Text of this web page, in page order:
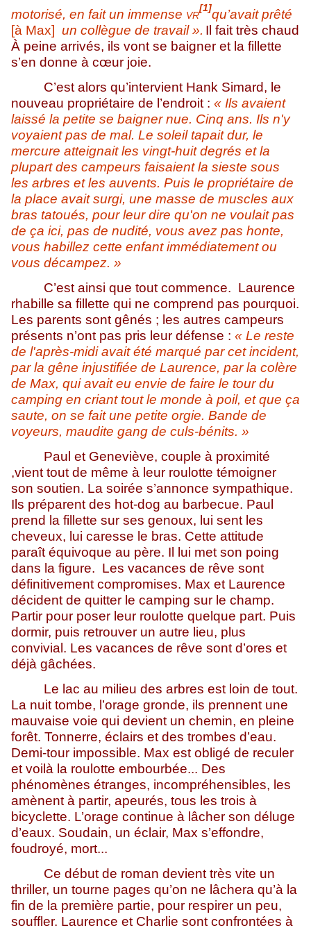
motorisé, en fait un immense VR
[1]qu’avait prêté
[à Max] un collègue de travail ». Il fait très chaud
À peine arrivés, ils vont se baigner et la fillette
s’en donne à cœur joie.
C’est alors qu’intervient Hank Simard, le
nouveau propriétaire de l’endroit : « Ils avaient
laissé la petite se baigner nue. Cinq ans. Ils n'y
voyaient pas de mal. Le soleil tapait dur, le
mercure atteignait les vingt-huit degrés et la
plupart des campeurs faisaient la sieste sous
les arbres et les auvents. Puis le propriétaire de
la place avait surgi, une masse de muscles aux
bras tatoués, pour leur dire qu'on ne voulait pas
de ça ici, pas de nudité, vous avez pas honte,
vous habillez cette enfant immédiatement ou
vous décampez. »
C’est ainsi que tout commence. Laurence
rhabille sa fillette qui ne comprend pas pourquoi.
Les parents sont gênés ; les autres campeurs
présents n’ont pas pris leur défense : « Le reste
de l'après-midi avait été marqué par cet incident,
par la gêne injustifiée de Laurence, par la colère
de Max, qui avait eu envie de faire le tour du
camping en criant tout le monde à poil, et que ça
saute, on se fait une petite orgie. Bande de
voyeurs, maudite gang de culs-bénits. »
Paul et Geneviève, couple à proximité
,vient tout de même à leur roulotte témoigner
son soutien. La soirée s’annonce sympathique.
Ils préparent des hot-dog au barbecue. Paul
prend la fillette sur ses genoux, lui sent les
cheveux, lui caresse le bras. Cette attitude
paraît équivoque au père. Il lui met son poing
dans la figure. Les vacances de rêve sont
définitivement compromises. Max et Laurence
décident de quitter le camping sur le champ.
Partir pour poser leur roulotte quelque part. Puis
dormir, puis retrouver un autre lieu, plus
convivial. Les vacances de rêve sont d’ores et
déjà gâchées.
Le lac au milieu des arbres est loin de tout.
La nuit tombe, l’orage gronde, ils prennent une
mauvaise voie qui devient un chemin, en pleine
forêt. Tonnerre, éclairs et des trombes d’eau.
Demi-tour impossible. Max est obligé de reculer
et voilà la roulotte embourbée... Des
phénomènes étranges, incompréhensibles, les
amènent à partir, apeurés, tous les trois à
bicyclette. L’orage continue à lâcher son déluge
d’eaux. Soudain, un éclair, Max s’effondre,
foudroyé, mort...
Ce début de roman devient très vite un
thriller, un tourne pages qu’on ne lâchera qu’à la
fin de la première partie, pour respirer un peu,
souffler. Laurence et Charlie sont confrontées à